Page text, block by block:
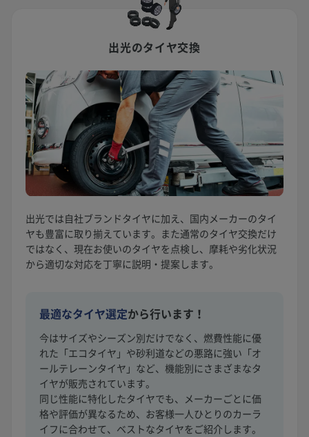
出光のタイヤ交換
出光では自社ブランドタイヤに加え、国内メーカーのタイ
ヤも豊富に取り揃えています。また通常のタイヤ交換だけ
ではなく、現在お使いのタイヤを点検し、摩耗や劣化状況
から適切な対応を丁寧に説明・提案します。
最適なタイヤ選定から行います！
今はサイズやシーズン別だけでなく、燃費性能に優
れた「エコタイヤ」や砂利道などの悪路に強い「オ
ールテレーンタイヤ」など、機能別にさまざまなタ
イヤが販売されています。
同じ性能に特化したタイヤでも、メーカーごとに価
格や評価が異なるため、お客様一人ひとりのカーラ
イフに合わせて、ベストなタイヤをご紹介します。